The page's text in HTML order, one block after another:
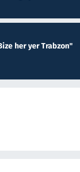
her yer Trabzon"